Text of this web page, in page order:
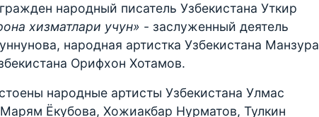
народный писатель Узбекистана Уткир
хизматлари учун» - заслуженный деятель
народная артистка Узбекистана Манзура
Орифхон Хотамов.
народные артисты Узбекистана Улмас
Ёкубова, Хожиакбар Нурматов, Тулкин